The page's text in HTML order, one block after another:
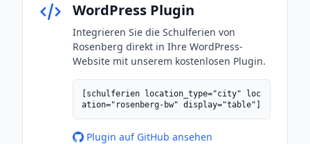
WordPress Plugin
Integrieren Sie die Schulferien von
Rosenberg direkt in Ihre WordPress-
Website mit unserem kostenlosen Plugin.
[schulferien location_type="city" loc
ation="rosenberg-bw" display="table"]
Plugin auf GitHub ansehen